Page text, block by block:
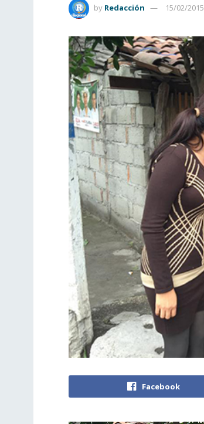
by Redacción 15/02/2015
Facebook